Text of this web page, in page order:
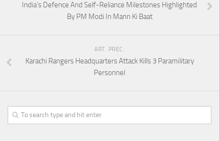
India’s Defence And Self-Reliance Milestones Highlighted
By PM Modi In Mann Ki Baat
ART. PREC.
Karachi Rangers Headquarters Attack Kills 3 Paramilitary
Personnel